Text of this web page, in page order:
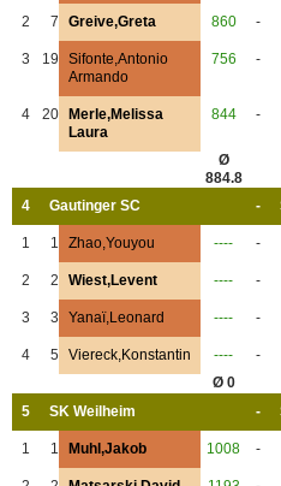
2 7 Greive,Greta 860 -
3 19
Sifonte,Antonio
Armando
756 -
4 20 Merle,Melissa
Laura
844 -
Ø
884.8
4 Gautinger SC -
1 1 Zhao,Youyou ---- -
2 2 Wiest,Levent ---- -
3 3 Yanaï,Leonard ---- -
4 5 Viereck,Konstantin ---- -
Ø 0
5
SK Weilheim -
1 1 Muhl,Jakob 1008 -